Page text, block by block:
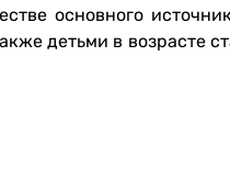
основного
детьми в возрасте